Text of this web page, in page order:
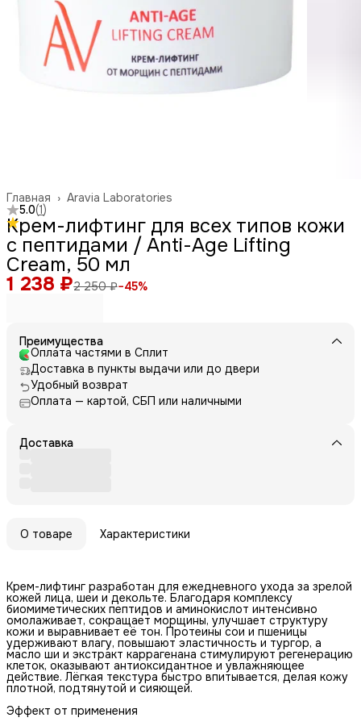
Aravia Laboratories
Главная ›
5.0(1)
Крем-лифтинг для всех типов кожи
с пептидами / Anti-Age Lifting
Cream, 50 мл
1 238 ₽2 250 ₽−45%
Преимущества
Оплата частями в Сплит
Доставка в пункты выдачи или до двери
Удобный возврат
Оплата — картой, СБП или наличными
Доставка
О товаре Характеристики
Крем-лифтинг разработан для ежедневного ухода за зрелой
кожей лица, шеи и декольте. Благодаря комплексу
биомиметических пептидов и аминокислот интенсивно
омолаживает, сокращает морщины, улучшает структуру
кожи и выравнивает её тон. Протеины сои и пшеницы
удерживают влагу, повышают эластичность и тургор, а
масло ши и экстракт каррагенана стимулируют регенерацию
клеток, оказывают антиоксидантное и увлажняющее
действие. Лёгкая текстура быстро впитывается, делая кожу
плотной, подтянутой и сияющей.
Эффект от применения